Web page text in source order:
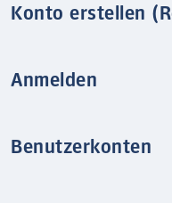
Konto erstellen
Anmelden
Benutzerkonten